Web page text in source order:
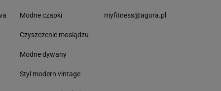
Modne czapki
Czyszczenie mosiądzu
Modne dywany
Styl modern vintage
myfitness@agora.pl